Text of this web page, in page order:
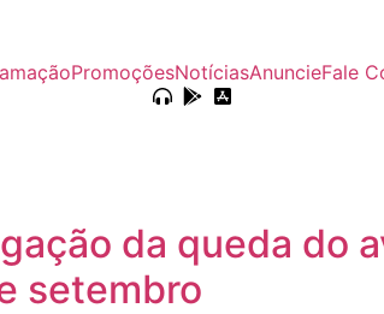
PromoçõesNotíciasAnuncieFale
da queda do
setembro